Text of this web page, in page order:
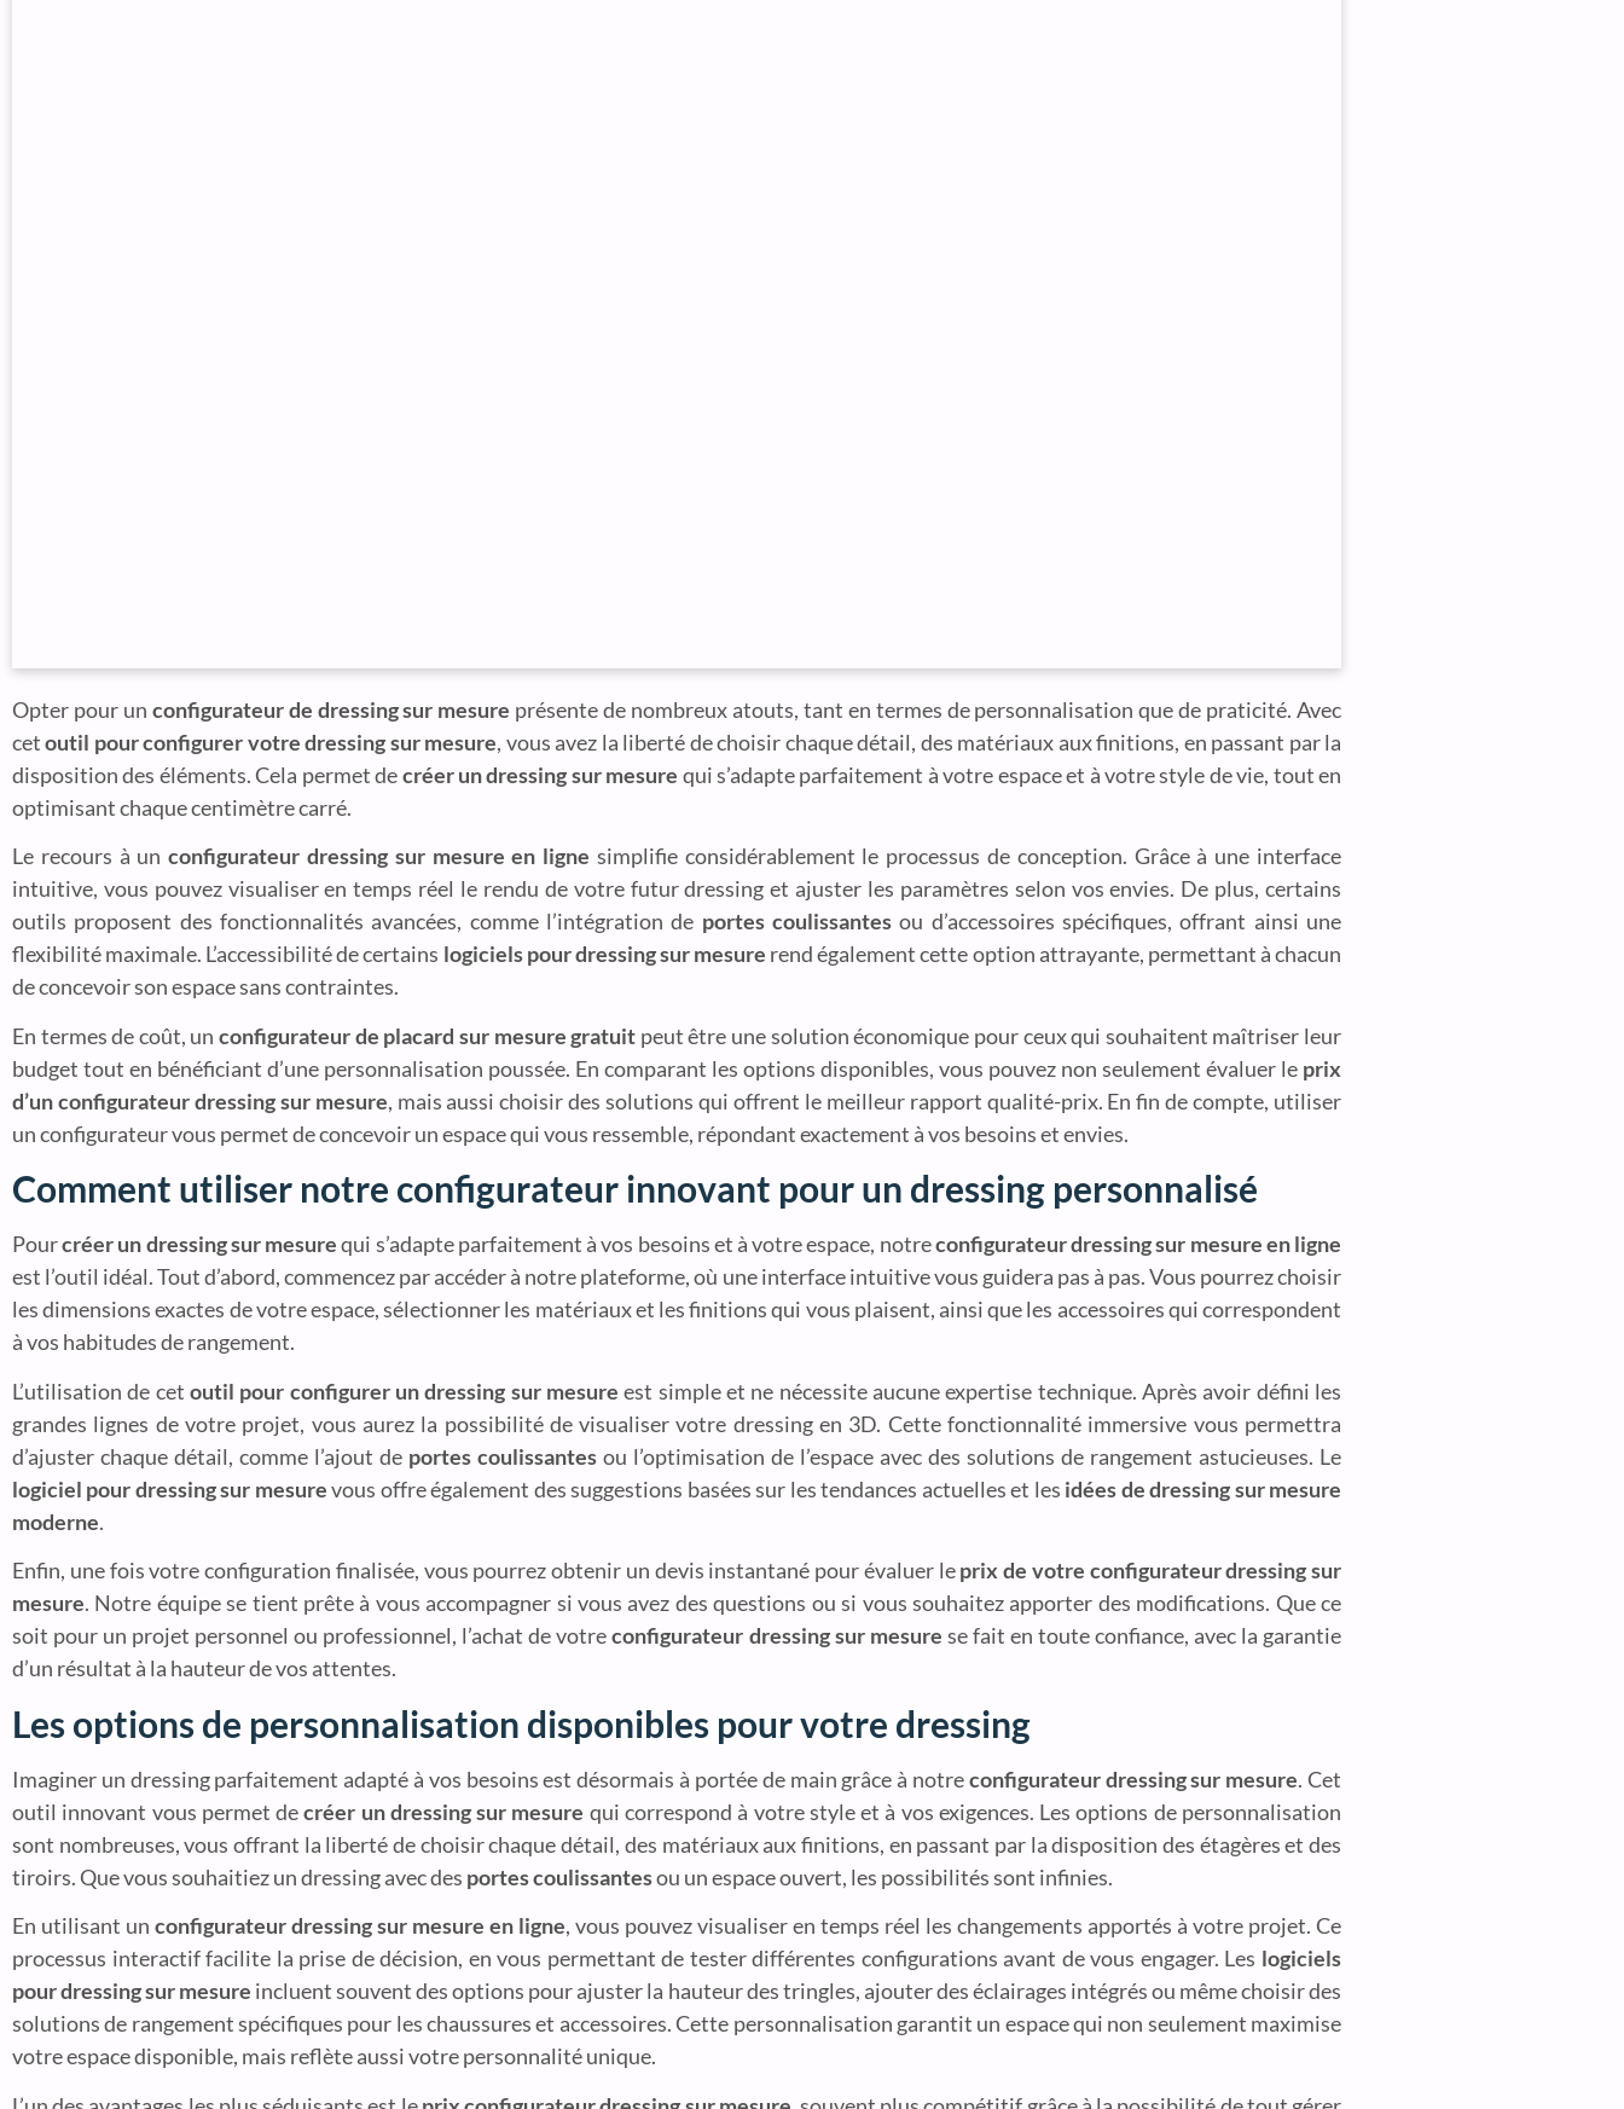
Opter pour un configurateur de dressing sur mesure présente de nombreux atouts, tant en termes de personnalisation que de praticité. Avec
cetoutil pour configurer votre dressing sur mesure, vous avez la liberté de choisir chaque détail, des matériaux aux finitions, en passant par la
disposition des éléments. Cela permet decréer un dressing sur mesure qui s’adapte parfaitement à votre espace et à votre style de vie, tout en
optimisant chaque centimètre carré.
Le recours à unconfigurateur dressing sur mesure en ligne simplifie considérablement le processus de conception. Grâce à une interface
intuitive, vous pouvez visualiser en temps réel le rendu de votre futur dressing et ajuster les paramètres selon vos envies. De plus, certains
outils proposent des fonctionnalités avancées, comme l’intégration de portes coulissantes ou d’accessoires spécifiques, offrant ainsi une
flexibilité maximale. L’accessibilité de certains logiciels pour dressing sur mesure rend également cette option attrayante, permettant à chacun
de concevoir son espace sans contraintes.
En termes de coût, unconfigurateur de placard sur mesure gratuit peut être une solution économique pour ceux qui souhaitent maîtriser leur
budget tout en bénéficiant d’une personnalisation poussée. En comparant les options disponibles, vous pouvez non seulement évaluer le prix
d’un configurateur dressing sur mesure, mais aussi choisir des solutions qui offrent le meilleur rapport qualité-prix. En fin de compte, utiliser
un configurateur vous permet de concevoir un espace qui vous ressemble, répondant exactement à vos besoins et envies.
Comment utiliser notre configurateur innovant pour un dressing personnalisé
Pourcréer un dressing sur mesurequi s’adapte parfaitement à vos besoins et à votre espace, notreconfigurateur dressing sur mesure en ligne
est l’outil idéal. Tout d’abord, commencez par accéder à notre plateforme, où une interface intuitive vous guidera pas à pas. Vous pourrez choisir
les dimensions exactes de votre espace, sélectionner les matériaux et les finitions qui vous plaisent, ainsi que les accessoires qui correspondent
à vos habitudes de rangement.
L’utilisation de cet outil pour configurer un dressing sur mesure est simple et ne nécessite aucune expertise technique. Après avoir défini les
grandes lignes de votre projet, vous aurez la possibilité de visualiser votre dressing en 3D. Cette fonctionnalité immersive vous permettra
d’ajuster chaque détail, comme l’ajout de portes coulissantes ou l’optimisation de l’espace avec des solutions de rangement astucieuses. Le
logiciel pour dressing sur mesurevous offre également des suggestions basées sur les tendances actuelles et les idées de dressing sur mesure
moderne.
Enfin, une fois votre configuration finalisée, vous pourrez obtenir un devis instantané pour évaluer leprix de votre configurateur dressing sur
mesure. Notre équipe se tient prête à vous accompagner si vous avez des questions ou si vous souhaitez apporter des modifications. Que ce
soit pour un projet personnel ou professionnel, l’achat de votreconfigurateur dressing sur mesure se fait en toute confiance, avec la garantie
d’un résultat à la hauteur de vos attentes.
Les options de personnalisation disponibles pour votre dressing
Imaginer un dressing parfaitement adapté à vos besoins est désormais à portée de main grâce à notreconfigurateur dressing sur mesure. Cet
outil innovant vous permet decréer un dressing sur mesure qui correspond à votre style et à vos exigences. Les options de personnalisation
sont nombreuses, vous offrant la liberté de choisir chaque détail, des matériaux aux finitions, en passant par la disposition des étagères et des
tiroirs. Que vous souhaitiez un dressing avec des portes coulissantesou un espace ouvert, les possibilités sont infinies.
En utilisant un configurateur dressing sur mesure en ligne, vous pouvez visualiser en temps réel les changements apportés à votre projet. Ce
processus interactif facilite la prise de décision, en vous permettant de tester différentes configurations avant de vous engager. Les logiciels
pour dressing sur mesure incluent souvent des options pour ajuster la hauteur des tringles, ajouter des éclairages intégrés ou même choisir des
solutions de rangement spécifiques pour les chaussures et accessoires. Cette personnalisation garantit un espace qui non seulement maximise
votre espace disponible, mais reflète aussi votre personnalité unique.